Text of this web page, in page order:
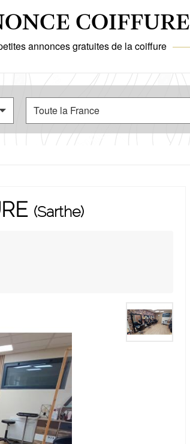
COIFFURE
annonces gratuites de la coiffure
(Sarthe)